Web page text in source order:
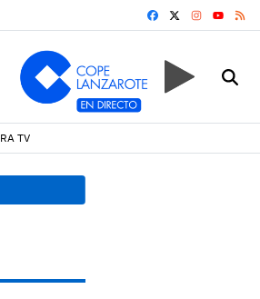
FACEBOOK
YOUTUBE
TV